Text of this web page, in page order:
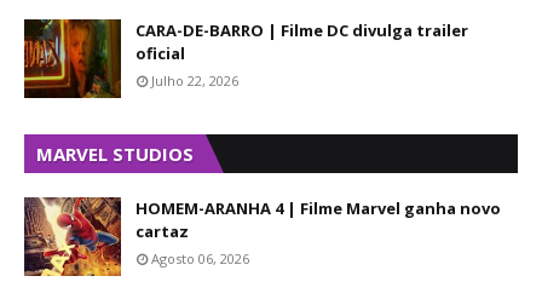
CARA-DE-BARRO | Filme DC divulga trailer
oficial
Julho 22, 2026
MARVEL STUDIOS
HOMEM-ARANHA 4 | Filme Marvel ganha novo
cartaz
Agosto 06, 2026